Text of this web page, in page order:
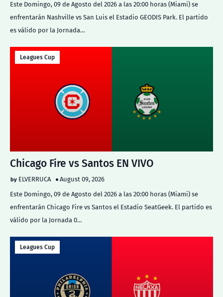
Este Domingo, 09 de Agosto del 2026 a las 20:00 horas (Miami) se
enfrentarán Nashville vs San Luis el Estadio GEODIS Park. El partido
es válido por la Jornada…
Leagues Cup
Chicago Fire vs Santos EN VIVO
ELVERRUCA
August 09, 2026
Este Domingo, 09 de Agosto del 2026 a las 20:00 horas (Miami) se
enfrentarán Chicago Fire vs Santos el Estadio SeatGeek. El partido es
válido por la Jornada 0…
Leagues Cup